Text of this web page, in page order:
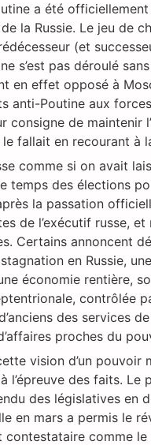
a été
la Russie. Le jeu de
(et
s’est pas déroulé
en effet opposé à
anti-Poutine aux
consigne de maintenir
le fallait en recourant à
comme si on avait
temps des élections
la passation
de l’exécutif russe,
Certains annoncent
en Russie,
économie rentière,
contrôlée
des services
proches du
vision d’un pouvoir
l’épreuve des faits. Le
des législatives en
en mars a permis le
contestataire comme le